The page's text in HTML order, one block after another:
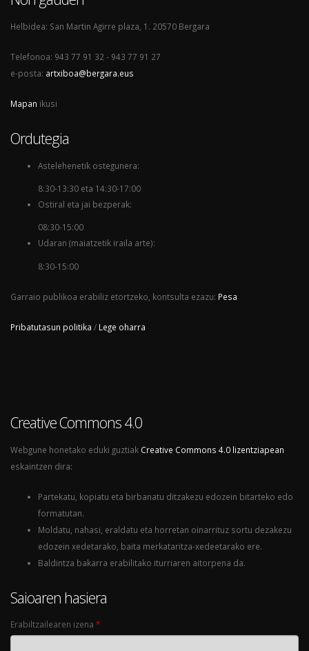
Helbidea: San Martin Agirre plaza, 1. 20570 Bergara
Telefonoa: 943 77 91 32 - 943 77 91 27
e-posta: artxiboa@bergara.eus
Mapan ikusi
Ordutegia
Astelehenetik ostegunera:
8:30-13:30 eta 14:30-17:00
Ostiral eta jai bezperak:
08:30-15:00
Udaran (maiatzetik iraila arte):
8:30-15:00
Garraio publikoa erabiliz etortzeko, kontsulta ezazu: Pesa
Pribatutasun politika / Lege oharra
Creative Commons 4.0
Webgune honetako eduki guztiak Creative Commons 4.0 lizentziapean
eskaintzen dira:
Partekatu, kopiatu eta birbanatu ditzakezu edozein bitarteko edo
formatutan.
Moldatu, nahasi, eraldatu eta horretan oinarrituz sortu dezakezu
edozein xedetarako, baita merkataritza-xedeetarako ere.
Baldintza bakarra erabilitako iturriaren aitorpena da.
Saioaren hasiera
Erabiltzailearen izena *